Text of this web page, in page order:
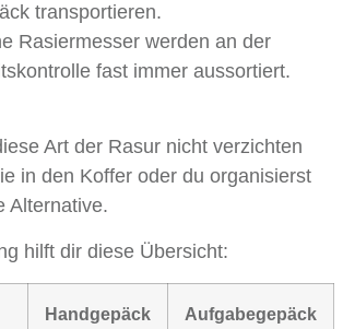
transportieren.
Rasiermesser werden an der
fast immer aussortiert.
Art der Rasur nicht verzichten
in den Koffer oder du organisierst
Alternative.
hilft dir diese Übersicht:
Handgepäck
Aufgabegepäck